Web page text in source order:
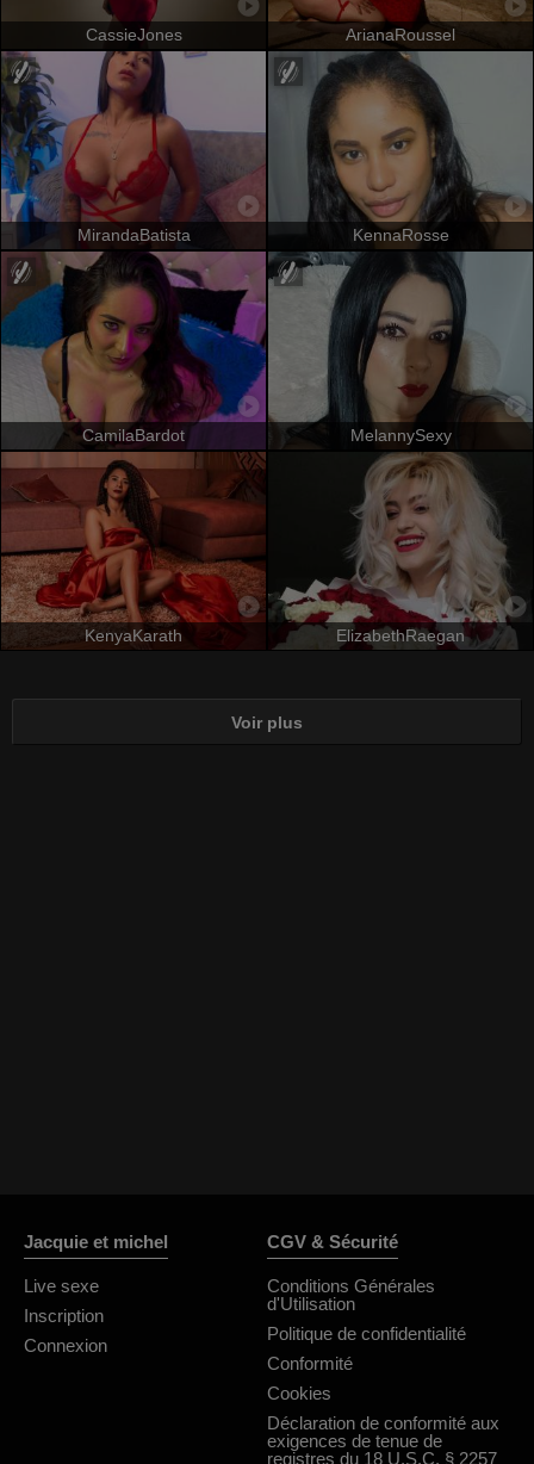
CassieJones ArianaRoussel
MirandaBatista KennaRosse
CamilaBardot MelannySexy
KenyaKarath ElizabethRaegan
Voir plus
Jacquie et michel
Live sexe
Inscription
Connexion
CGV & Sécurité
Conditions Générales
d'Utilisation
Politique de confidentialité
Conformité
Cookies
Déclaration de conformité aux
exigences de tenue de
registres du 18 U.S.C. § 2257